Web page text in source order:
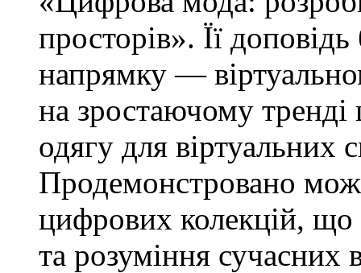
просторів». Її
напрямку —
на зростаючому тренді
одягу для віртуальних
Продемонстровано
цифрових колекцій, що
та розуміння сучасних